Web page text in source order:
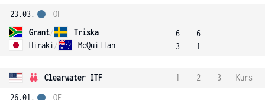
23.03.
Grant/
Triska
Hiraki / McQuillan
OF
6
3
6
1
Clearwater ITF 1 2 3
Kurs
26.01.
OF